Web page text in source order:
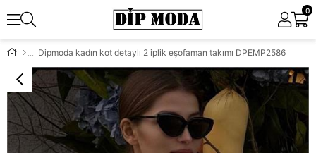
0
Dipmoda kadın kot detaylı 2 iplik eşofaman takımı DPEMP2586